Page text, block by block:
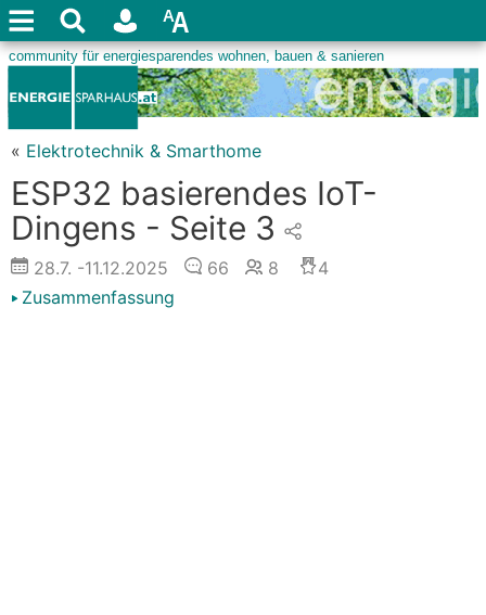
« Elektrotechnik & Smarthome
ESP32 basierendes IoT-
Dingens - Seite 3
28.7. -11.12.2025 66 8
4
Zusammenfassung